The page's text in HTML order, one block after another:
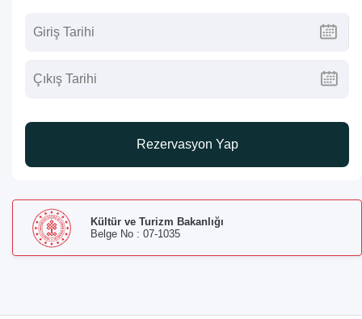
Rezervasyon Yap
Kültür ve Turizm Bakanlığı
Belge No : 07-1035